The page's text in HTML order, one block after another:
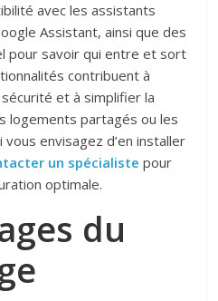
avec les assistants
Assistant, ainsi que des
pour savoir qui entre et sort
contribuent à
et à simplifier la
logements partagés ou les
envisagez d’en installer
un spécialiste pour
optimale.
du